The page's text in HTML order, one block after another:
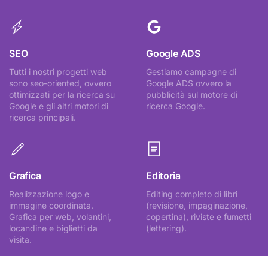
SEO
Tutti i nostri progetti web
sono seo-oriented, ovvero
ottimizzati per la ricerca su
Google e gli altri motori di
ricerca principali.
Google ADS
Gestiamo campagne di
Google ADS ovvero la
pubblicità sul motore di
ricerca Google.
Grafica
Realizzazione logo e
immagine coordinata.
Grafica per web, volantini,
locandine e biglietti da
visita.
Editoria
Editing completo di libri
(revisione, impaginazione,
copertina), riviste e fumetti
(lettering).